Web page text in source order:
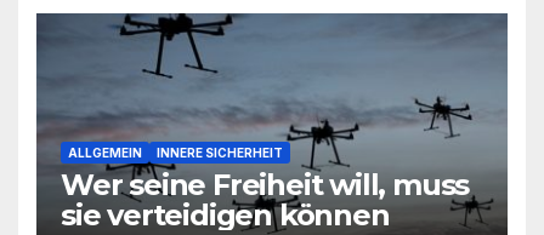
noch leisten?
ALLGEMEIN INNERE SICHERHEIT
Wer seine Freiheit will, muss
sie verteidigen können